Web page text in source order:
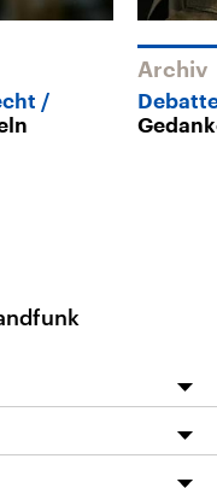
Archiv